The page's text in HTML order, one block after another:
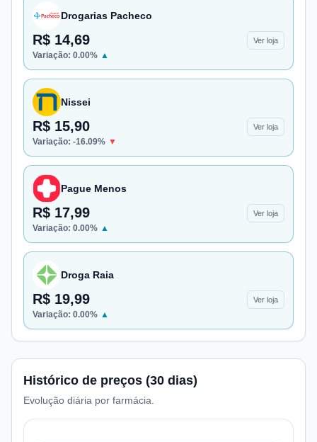
Drogarias Pacheco
R$ 14,69 Ver loja
Variação: 0.00% ▲
Nissei
R$ 15,90 Ver loja
Variação: -16.09% ▼
Pague Menos
R$ 17,99 Ver loja
Variação: 0.00% ▲
Droga Raia
R$ 19,99 Ver loja
Variação: 0.00% ▲
Histórico de preços (30 dias)
Evolução diária por farmácia.